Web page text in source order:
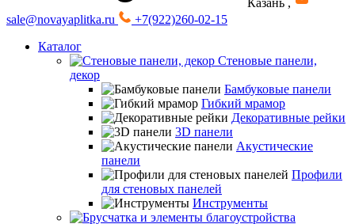
Казань ,
sale@novayaplitka.ru
+7(922)260-02-15
Каталог
Стеновые панели,
декор
Бамбуковые панели
Гибкий мрамор
Декоративные рейки
3D панели
Акустические
панели
Профили
для стеновых панелей
Инструменты